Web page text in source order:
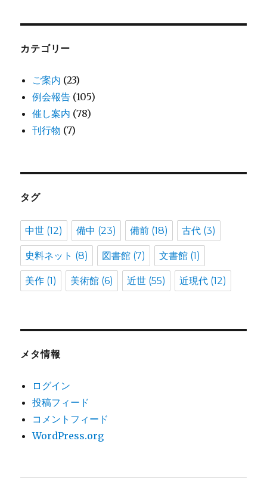
ブ
カテゴリー
ご案内 (23)
例会報告 (105)
催し案内 (78)
刊行物 (7)
タグ
中世 (12) 備中 (23) 備前 (18) 古代 (3)
史料ネット (8) 図書館 (7) 文書館 (1)
美作 (1) 美術館 (6) 近世 (55) 近現代 (12)
メタ情報
ログイン
投稿フィード
コメントフィード
WordPress.org